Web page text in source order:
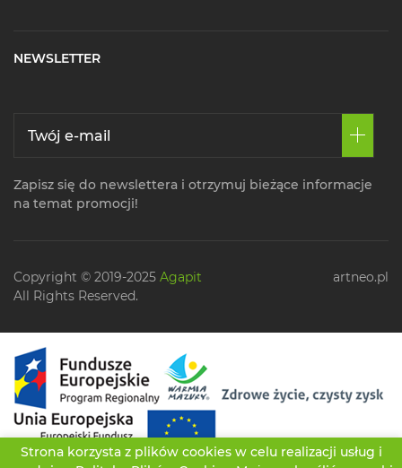
Strona korzysta z plików cookies w celu realizacji usług i
NEWSLETTER
Zapisz się do newslettera i otrzymuj bieżące informacje
na temat promocji!
Copyright © 2019-2025 Agapit
All Rights Reserved.
artneo.pl